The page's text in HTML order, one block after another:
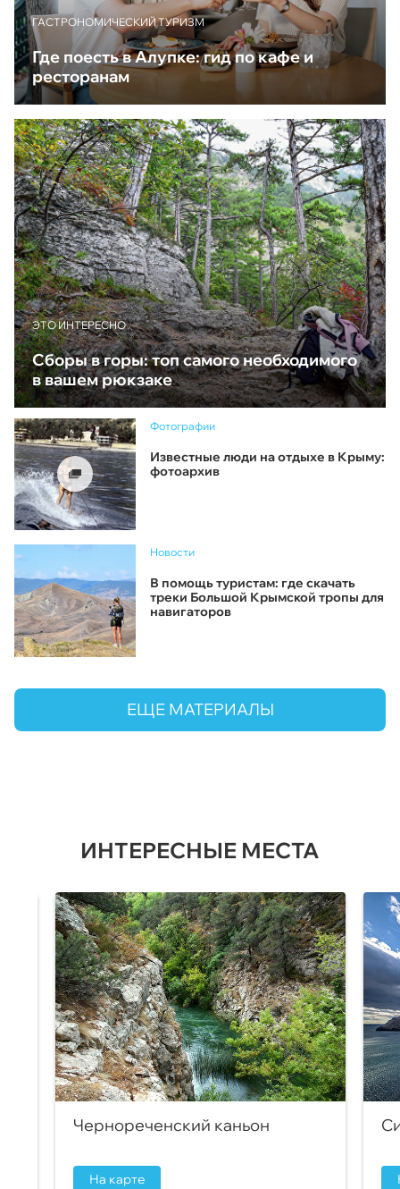
ГАСТРОНОМИЧЕСКИЙ ТУРИЗМ
Где поесть в Алупке: гид по кафе и
ресторанам
ЭТО ИНТЕРЕСНО
Сборы в горы: топ самого необходимого
в вашем рюкзаке
Фотографии
Известные люди на отдыхе в Крыму:
фотоархив
Новости
В помощь туристам: где скачать
треки Большой Крымской тропы для
навигаторов
ЕЩЕ МАТЕРИАЛЫ
ИНТЕРЕСНЫЕ МЕСТА
Чернореченский каньон
На карте